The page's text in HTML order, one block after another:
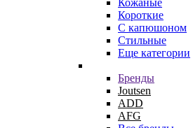
Кожаные
Короткие
С капюшоном
Стильные
Еще категории
Бренды
Joutsen
ADD
AFG